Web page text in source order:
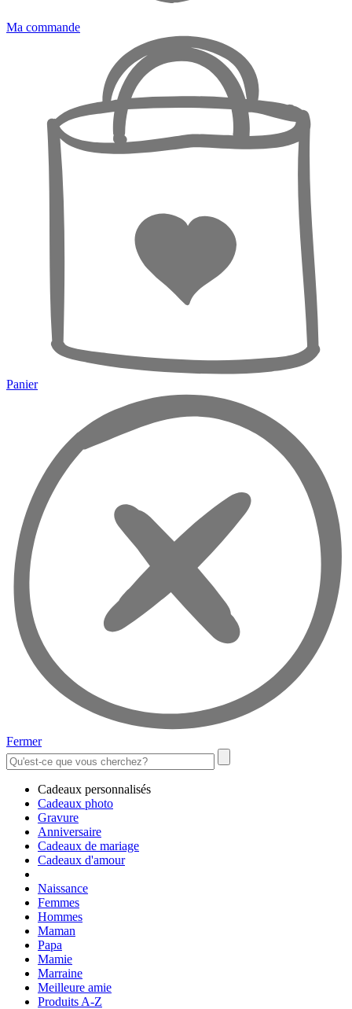
Ma commande
Panier
Fermer
Cadeaux personnalisés
Cadeaux photo
Gravure
Anniversaire
Cadeaux de mariage
Cadeaux d'amour
Naissance
Femmes
Hommes
Maman
Papa
Mamie
Marraine
Meilleure amie
Produits A-Z